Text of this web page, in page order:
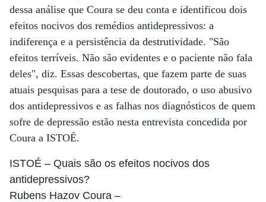
dessa análise que Coura se deu conta e identificou dois
efeitos nocivos dos remédios antidepressivos: a
indiferença e a persistência da destrutividade. "São
efeitos terríveis. Não são evidentes e o paciente não fala
deles", diz. Essas descobertas, que fazem parte de suas
atuais pesquisas para a tese de doutorado, o uso abusivo
dos antidepressivos e as falhas nos diagnósticos de quem
sofre de depressão estão nesta entrevista concedida por
Coura a ISTOÉ.
ISTOÉ – Quais são os efeitos nocivos dos
antidepressivos?
Rubens Hazov Coura –